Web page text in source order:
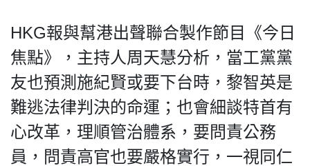
免
聲
明
2018
Silent
For
HKG報與幫港出聲聯合製作節目《今日
焦點》，主持人周天慧分析，當工黨黨
友也預測施紀賢或要下台時，黎智英是
難逃法律判決的命運；也會細談特首有
心改革，理順管治體系，要問責公務
員，問責高官也要嚴格實行，一視同仁